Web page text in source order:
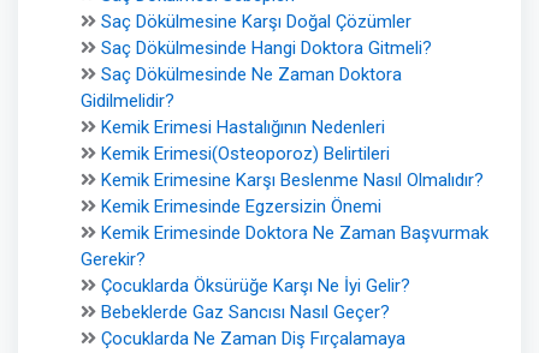
Saç Dökülmesine Karşı Doğal Çözümler
Saç Dökülmesinde Hangi Doktora Gitmeli?
Saç Dökülmesinde Ne Zaman Doktora
Gidilmelidir?
Kemik Erimesi Hastalığının Nedenleri
Kemik Erimesi(Osteoporoz) Belirtileri
Kemik Erimesine Karşı Beslenme Nasıl Olmalıdır?
Kemik Erimesinde Egzersizin Önemi
Kemik Erimesinde Doktora Ne Zaman Başvurmak
Gerekir?
Çocuklarda Öksürüğe Karşı Ne İyi Gelir?
Bebeklerde Gaz Sancısı Nasıl Geçer?
Çocuklarda Ne Zaman Diş Fırçalamaya